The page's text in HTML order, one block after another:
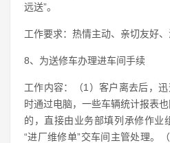
远送”。
工作要求：热情主动、亲切友好、
8、为送修车办理进车间手续
工作内容：（1）客户离去后，
时通过电脑，一些车辆统计报表
的，直接由业务部填列承修作业
“进厂维修单”交车间主管处理。